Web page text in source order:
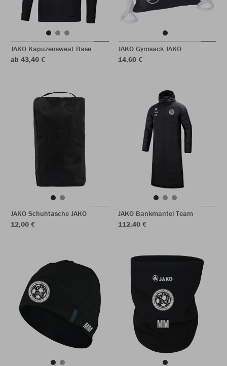
JAKO Kapuzensweat Base
ab 43,40 €
JAKO Gymsack JAKO
14,60 €
JAKO Schuhtasche JAKO
12,00 €
JAKO Bankmantel Team
112,40 €